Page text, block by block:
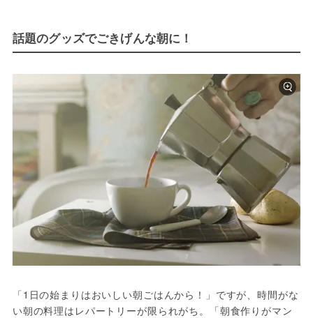
話題のグッズでごきげんな朝に！
「1日の始まりはおいしい朝ごはんから！」ですが、時間がな
い朝の料理はレパートリーが限られがち。「朝食作りがマン